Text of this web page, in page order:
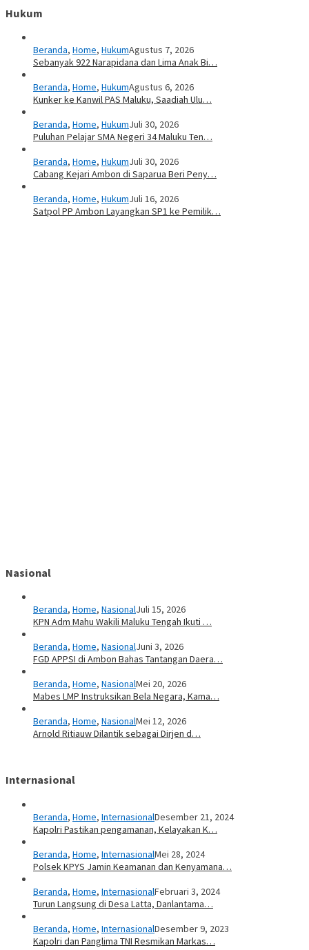
Hukum
Beranda, Home, HukumAgustus 7, 2026
Sebanyak 922 Narapidana dan Lima Anak Bi…
Beranda, Home, HukumAgustus 6, 2026
Kunker ke Kanwil PAS Maluku, Saadiah Ulu…
Beranda, Home, HukumJuli 30, 2026
Puluhan Pelajar SMA Negeri 34 Maluku Ten…
Beranda, Home, HukumJuli 30, 2026
Cabang Kejari Ambon di Saparua Beri Peny…
Beranda, Home, HukumJuli 16, 2026
Satpol PP Ambon Layangkan SP1 ke Pemilik…
Nasional
Beranda, Home, NasionalJuli 15, 2026
KPN Adm Mahu Wakili Maluku Tengah Ikuti …
Beranda, Home, NasionalJuni 3, 2026
FGD APPSI di Ambon Bahas Tantangan Daera…
Beranda, Home, NasionalMei 20, 2026
Mabes LMP Instruksikan Bela Negara, Kama…
Beranda, Home, NasionalMei 12, 2026
Arnold Ritiauw Dilantik sebagai Dirjen d…
Internasional
Beranda, Home, InternasionalDesember 21, 2024
Kapolri Pastikan pengamanan, Kelayakan K…
Beranda, Home, InternasionalMei 28, 2024
Polsek KPYS Jamin Keamanan dan Kenyamana…
Beranda, Home, InternasionalFebruari 3, 2024
Turun Langsung di Desa Latta, Danlantama…
Beranda, Home, InternasionalDesember 9, 2023
Kapolri dan Panglima TNI Resmikan Markas…